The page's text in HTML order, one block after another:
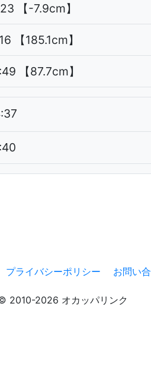
【-7.9cm】
【185.1cm】
【87.7cm】
プライバシーポリシー お問い
2010-2026 オカッパリンク